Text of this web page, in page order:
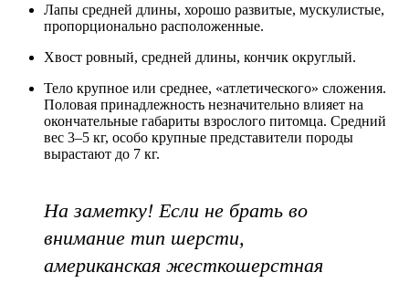
Лапы средней длины, хорошо развитые, мускулистые,
пропорционально расположенные.
Хвост ровный, средней длины, кончик округлый.
Тело крупное или среднее, «атлетического» сложения.
Половая принадлежность незначительно влияет на
окончательные габариты взрослого питомца. Средний
вес 3–5 кг, особо крупные представители породы
вырастают до 7 кг.
На заметку! Если не брать во
внимание тип шерсти,
американская жесткошерстная